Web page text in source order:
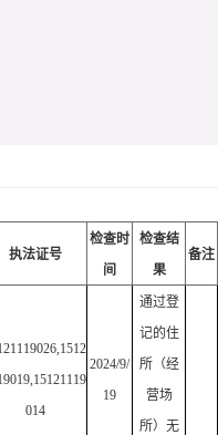
执法证号
检查时
间
检查结
果
备注
014
2024/9/
19
通过登
记的住
所（经
营场
所）无